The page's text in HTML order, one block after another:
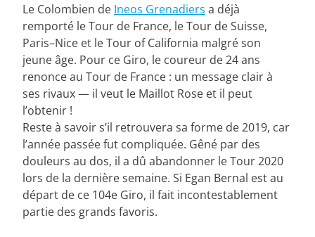
Le Colombien de Ineos Grenadiers a déjà
remporté le Tour de France, le Tour de Suisse,
Paris–Nice et le Tour of California malgré son
jeune âge. Pour ce Giro, le coureur de 24 ans
renonce au Tour de France : un message clair à
ses rivaux — il veut le Maillot Rose et il peut
l’obtenir !
Reste à savoir s’il retrouvera sa forme de 2019, car
l’année passée fut compliquée. Gêné par des
douleurs au dos, il a dû abandonner le Tour 2020
lors de la dernière semaine. Si Egan Bernal est au
départ de ce 104e Giro, il fait incontestablement
partie des grands favoris.